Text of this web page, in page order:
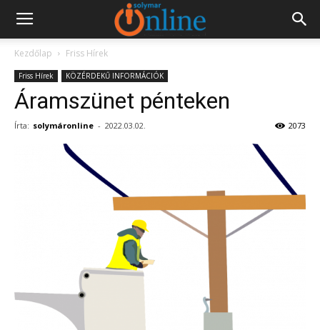
Kezdőlap Friss Hírek
Friss Hírek KÖZÉRDEKŰ INFORMÁCIÓK
Áramszünet pénteken
Írta: solymáronline - 2022.03.02. 2073